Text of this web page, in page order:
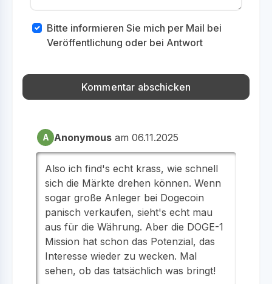
Bitte informieren Sie mich per Mail bei
Veröffentlichung oder bei Antwort
A Anonymous am 06.11.2025
Also ich find's echt krass, wie schnell
sich die Märkte drehen können. Wenn
sogar große Anleger bei Dogecoin
panisch verkaufen, sieht's echt mau
aus für die Währung. Aber die DOGE-1
Mission hat schon das Potenzial, das
Interesse wieder zu wecken. Mal
sehen, ob das tatsächlich was bringt!